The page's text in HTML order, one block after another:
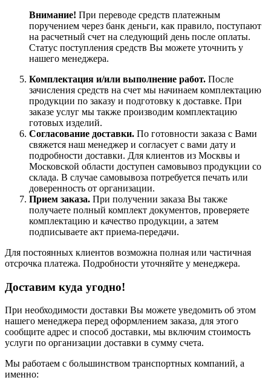
Внимание! При переводе средств платежным
поручением через банк деньги, как правило, поступают
на расчетный счет на следующий день после оплаты.
Статус поступления средств Вы можете уточнить у
нашего менеджера.
Комплектация и/или выполнение работ. После
зачисления средств на счет мы начинаем комплектацию
продукции по заказу и подготовку к доставке. При
заказе услуг мы также производим комплектацию
готовых изделий.
Согласование доставки. По готовности заказа с Вами
свяжется наш менеджер и согласует с вами дату и
подробности доставки. Для клиентов из Москвы и
Московской области доступен самовывоз продукции со
склада. В случае самовывоза потребуется печать или
доверенность от организации.
Прием заказа. При получении заказа Вы также
получаете полный комплект документов, проверяете
комплектацию и качество продукции, а затем
подписываете акт приема-передачи.
Для постоянных клиентов возможна полная или частичная
отсрочка платежа. Подробности уточняйте у менеджера.
Доставим куда угодно!
При необходимости доставки Вы можете уведомить об этом
нашего менеджера перед оформлением заказа, для этого
сообщите адрес и способ доставки, мы включим стоимость
услуги по организации доставки в сумму счета.
Мы работаем с большинством транспортных компаний, а
именно: